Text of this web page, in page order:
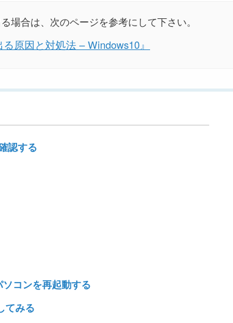
場合は、次のページを参考にして下さい。
原因と対処法 – Windows10』
認する
コンを再起動する
てみる